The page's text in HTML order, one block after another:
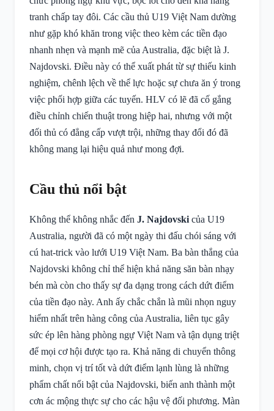
tranh chấp tay đôi. Các cầu thủ U19 Việt Nam dường
như gặp khó khăn trong việc theo kèm các tiền đạo
nhanh nhẹn và mạnh mẽ của Australia, đặc biệt là J.
Najdovski. Điều này có thể xuất phát từ sự thiếu kinh
nghiệm, chênh lệch về thể lực hoặc sự chưa ăn ý trong
việc phối hợp giữa các tuyến. HLV có lẽ đã cố gắng
điều chỉnh chiến thuật trong hiệp hai, nhưng với một
đối thủ có đẳng cấp vượt trội, những thay đổi đó đã
không mang lại hiệu quả như mong đợi.
Cầu thủ nổi bật
Không thể không nhắc đến J. Najdovski của U19
Australia, người đã có một ngày thi đấu chói sáng với
cú hat-trick vào lưới U19 Việt Nam. Ba bàn thắng của
Najdovski không chỉ thể hiện khả năng săn bàn nhạy
bén mà còn cho thấy sự đa dạng trong cách dứt điểm
của tiền đạo này. Anh ấy chắc chắn là mũi nhọn nguy
hiểm nhất trên hàng công của Australia, liên tục gây
sức ép lên hàng phòng ngự Việt Nam và tận dụng triệt
để mọi cơ hội được tạo ra. Khả năng di chuyển thông
minh, chọn vị trí tốt và dứt điểm lạnh lùng là những
phẩm chất nổi bật của Najdovski, biến anh thành một
cơn ác mộng thực sự cho các hậu vệ đối phương. Màn